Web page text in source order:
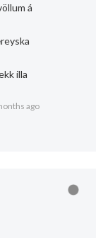
á
illa
ago